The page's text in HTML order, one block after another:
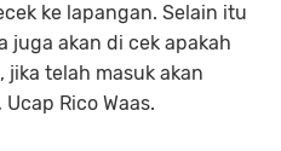
ke lapangan. Selain itu
akan di cek apakah
jika telah masuk akan
Rico Waas.